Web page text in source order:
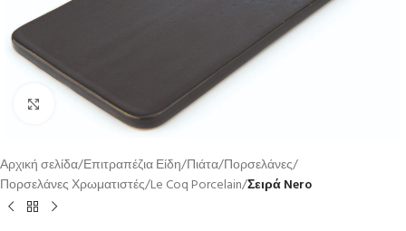
Κλικ για μεγέθυνση
Αρχική σελίδα Επιτραπέζια Είδη Πιάτα Πορσελάνες
Πορσελάνες Χρωματιστές Le Coq Porcelain Σειρά Nero